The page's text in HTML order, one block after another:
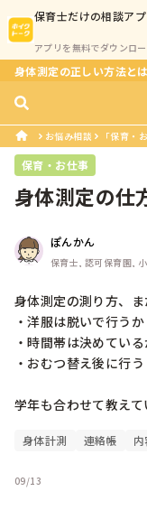
保育士だけの相談アプ
アプリを無料でダウンロー
お悩み相談 「保育・
保育・お仕事
身体測定の仕
ぽんかん
保育士, 認可保育園,
身体測定の測り方、ま
・洋服は脱いで行うか
・時間帯は決めてい
・おむつ替え後に行
身体計測 連絡帳
09/13